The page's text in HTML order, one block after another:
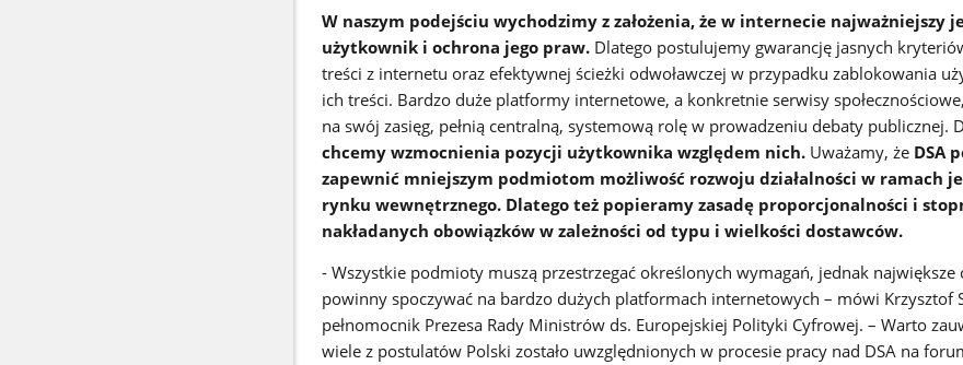
W naszym podejściu wychodzimy z założenia, że w internecie najważniejszy
użytkownik i ochrona jego praw. Dlatego postulujemy gwarancję jasnych
treści z internetu oraz efektywnej ścieżki odwoławczej w przypadku zablokowania
ich treści. Bardzo duże platformy internetowe, a konkretnie serwisy
na swój zasięg, pełnią centralną, systemową rolę w prowadzeniu debaty publicznej.
chcemy wzmocnienia pozycji użytkownika względem nich. Uważamy, żeDSA
zapewnić mniejszym podmiotom możliwość rozwoju działalności w ramach
rynku wewnętrznego. Dlatego też popieramy zasadę proporcjonalności i
nakładanych obowiązków w zależności od typu i wielkości dostawców.
- Wszystkie podmioty muszą przestrzegać określonych wymagań, jednak największe
powinny spoczywać na bardzo dużych platformach internetowych – mówi Krzysztof
pełnomocnik Prezesa Rady Ministrów ds. Europejskiej Polityki Cyfrowej. – Warto
wiele z postulatów Polski zostało uwzględnionych w procesie pracy nad DSA na